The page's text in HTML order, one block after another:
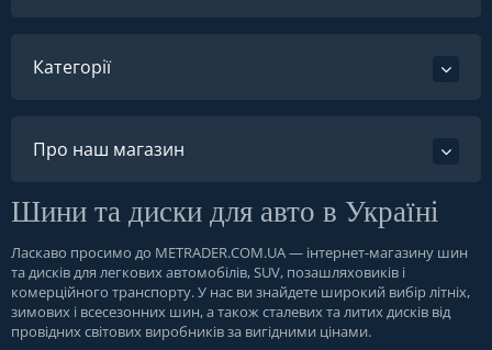
Категорії
Про наш магазин
Шини та диски для авто в Україні
Ласкаво просимо до METRADER.COM.UA— інтернет-магазину шин
та дисків для легкових автомобілів, SUV, позашляховиків і
комерційного транспорту. У нас ви знайдете широкий вибір літніх,
зимових і всесезонних шин, а також сталевих та литих дисків від
провідних світових виробників за вигідними цінами.